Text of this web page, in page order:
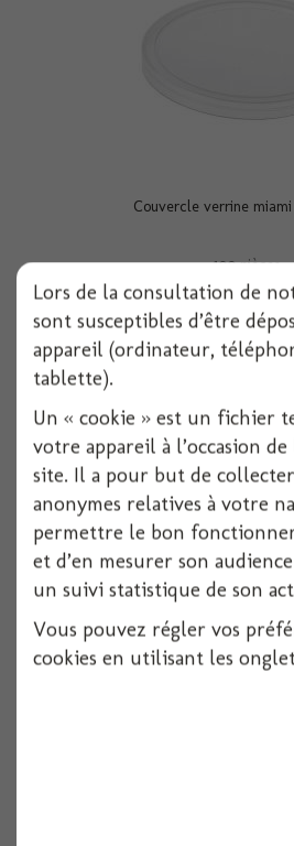
Couvercle verrine miami
100 pièces
Voir
Bocal 30 cl en
Lors de la consultation de
sont susceptibles d’être
appareil (ordinateur,
tablette).
Un « cookie » est un fichier
votre appareil à l’occasion
site. Il a pour but de
anonymes relatives à votre
permettre le bon
et d’en mesurer son
un suivi statistique de son
Vous pouvez régler vos
cookies en utilisant les